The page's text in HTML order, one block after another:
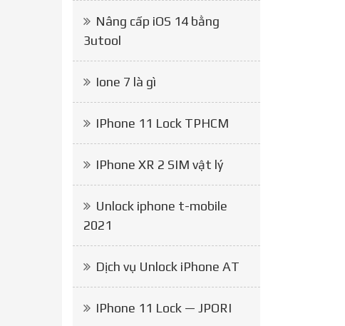
Nâng cấp iOS 14 bằng
3utool
Ione 7 là gì
IPhone 11 Lock TPHCM
IPhone XR 2 SIM vật lý
Unlock iphone t-mobile
2021
Dịch vụ Unlock iPhone AT
IPhone 11 Lock — JPORI